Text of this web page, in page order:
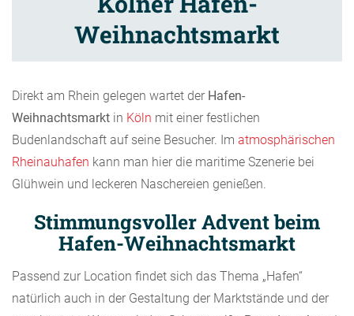
Weihnachtsmarkt
Direkt am Rhein gelegen wartet der Hafen-
Weihnachtsmarkt in Köln mit einer festlichen
Budenlandschaft auf seine Besucher. Im atmosphärischen
Rheinauhafen kann man hier die maritime Szenerie bei
Glühwein und leckeren Naschereien genießen.
Stimmungsvoller Advent beim
Hafen-Weihnachtsmarkt
Passend zur Location findet sich das Thema „Hafen“
natürlich auch in der Gestaltung der Marktstände und der